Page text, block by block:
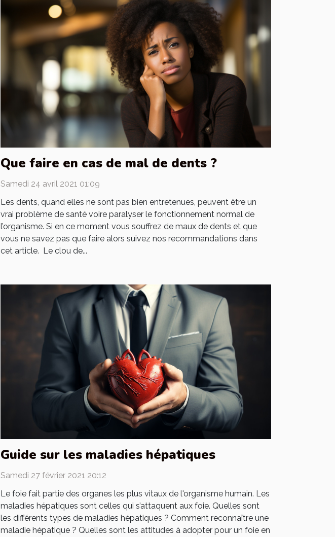
Que faire en cas de mal de dents ?
Samedi 24 avril 2021 01:09
Les dents, quand elles ne sont pas bien entretenues, peuvent être un
vrai problème de santé voire paralyser le fonctionnement normal de
l’organisme. Si en ce moment vous souffrez de maux de dents et que
vous ne savez pas que faire alors suivez nos recommandations dans
cet article. Le clou de...
Guide sur les maladies hépatiques
Samedi 27 février 2021 20:12
Le foie fait partie des organes les plus vitaux de l'organisme humain. Les
maladies hépatiques sont celles qui s’attaquent aux foie. Quelles sont
les différents types de maladies hépatiques ? Comment reconnaître une
maladie hépatique ? Quelles sont les attitudes à adopter pour un foie en